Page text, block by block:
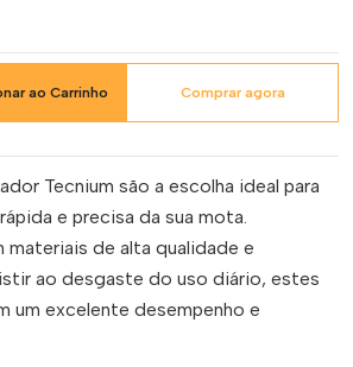
ao Carrinho Comprar agora
Tecnium são a escolha ideal para
e precisa da sua mota.
materiais de alta qualidade e
ao desgaste do uso diário, estes
um excelente desempenho e